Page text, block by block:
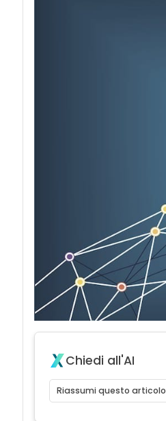
Chiedi all'AI
Riassumi questo articolo